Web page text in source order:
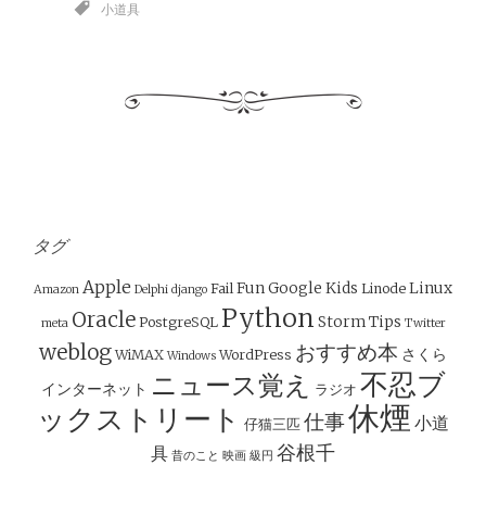
小道具
タグ
Amazon Apple Delphi django Fail FunGoogle Kids Linode Linux
meta Oracle PostgreSQL Python StormTips Twitter
weblog WiMAX Windows WordPress おすすめ本 さくら
インターネット ニュース覚え ラジオ 不忍ブ
ックストリート
仔猫三匹 仕事休煙 小道
具 昔のこと 映画 級円 谷根千